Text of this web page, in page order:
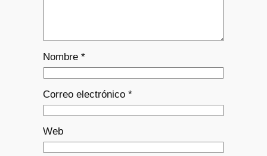
Nombre *
Correo electrónico *
Web